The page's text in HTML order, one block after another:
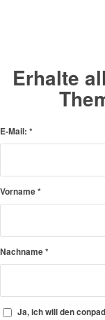
Erhalte
E-Mail: *
Vorname*
Nachname*
Ja, ich will den